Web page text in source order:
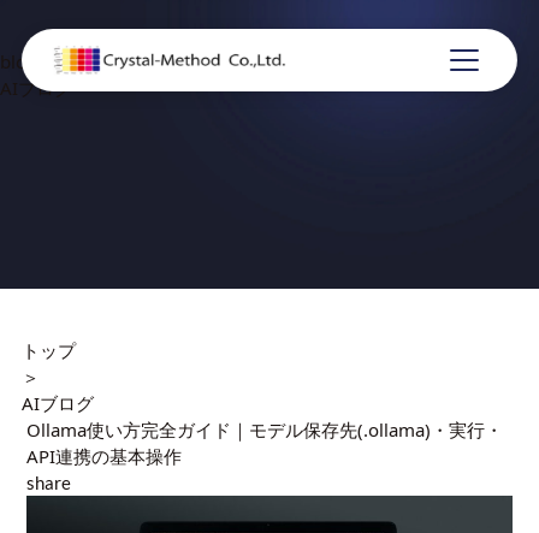
blog
AIブログ
トップ
＞
AIブログ
Ollama使い方完全ガイド｜モデル保存先(.ollama)・実行・
API連携の基本操作
share